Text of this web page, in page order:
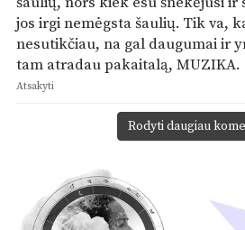
jos irgi nemėgsta šaulių. Tik va,
nesutikčiau, na gal daugumai ir
tam atradau pakaitalą, MUZIKA.
Atsakyti
Rodyti daugiau